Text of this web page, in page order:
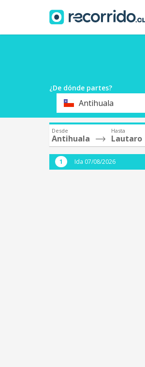
¿De dónde partes?
OrigenAntihuala
Desde
Antihuala
Hasta
Lautaro
Ida 07/08/2026